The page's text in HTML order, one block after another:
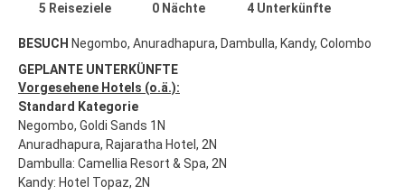
5 Reiseziele 0 Nächte 4 Unterkünfte
BESUCH Negombo, Anuradhapura, Dambulla, Kandy, Colombo
GEPLANTE UNTERKÜNFTE
Vorgesehene Hotels (o.ä.):
Standard Kategorie
Negombo, Goldi Sands 1N
Anuradhapura, Rajaratha Hotel, 2N
Dambulla: Camellia Resort & Spa, 2N
Kandy: Hotel Topaz, 2N